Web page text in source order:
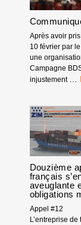
Après avoir
10 février par
une
Campagne
injustement
Douzième
français
aveuglante
obligations
Appel #12
L’entreprise